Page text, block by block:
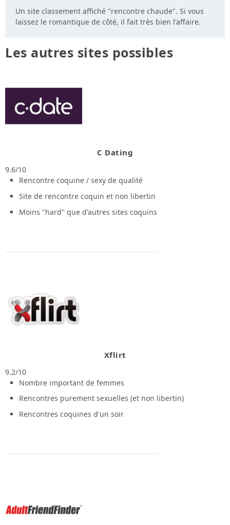
Un site classement affiché "rencontre chaude". Si vous
laissez le romantique de côté, il fait très bien l'affaire.
Les autres sites possibles
C Dating
9.6/10
Rencontre coquine / sexy de qualité
Site de rencontre coquin et non libertin
Moins "hard" que d'autres sites coquins
Xflirt
9.2/10
Nombre important de femmes
Rencontres purement sexuelles (et non libertin)
Rencontres coquines d'un soir